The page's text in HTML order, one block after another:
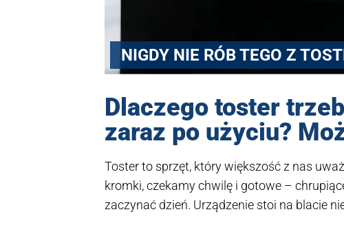
NIGDY NIE RÓB TEGO Z
Dlaczego toster
zaraz po użyciu?
Toster to sprzęt, który większość z nas
kromki, czekamy chwilę i gotowe –
zaczynać dzień. Urządzenie stoi na blacie